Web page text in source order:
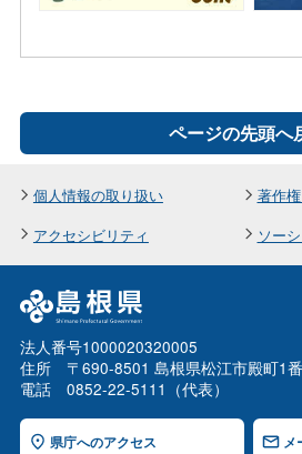
ページの先頭へ
個人情報の取り扱い
著作
アクセシビリティ
ソー
法人番号1000020320005
住所 〒690-8501 島根県松江市殿町1
電話 0852-22-5111（代表）
県庁へのアクセス メ